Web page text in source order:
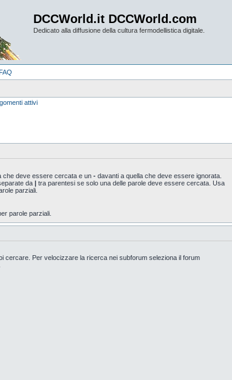
DCCWorld.it DCCWorld.com
Dedicato alla diffusione della cultura fermodellistica digitale.
FAQ
attivi
che deve essere cercata e un - davanti a quella che deve essere ignorata.
da | tra parentesi se solo una delle parole deve essere cercata. Usa
parziali.
parole parziali.
cercare. Per velocizzare la ricerca nei subforum seleziona il forum